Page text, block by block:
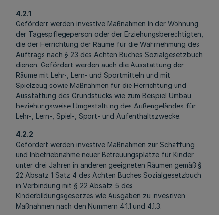
4.2.1
Gefördert werden investive Maßnahmen in der Wohnung
der Tagespflegeperson oder der Erziehungsberechtigten,
die der Herrichtung der Räume für die Wahrnehmung des
Auftrags nach § 23 des Achten Buches Sozialgesetzbuch
dienen. Gefördert werden auch die Ausstattung der
Räume mit Lehr-, Lern- und Sportmitteln und mit
Spielzeug sowie Maßnahmen für die Herrichtung und
Ausstattung des Grundstücks wie zum Beispiel Umbau
beziehungsweise Umgestaltung des Außengeländes für
Lehr-, Lern-, Spiel-, Sport- und Aufenthaltszwecke.
4.2.2
Gefördert werden investive Maßnahmen zur Schaffung
und Inbetriebnahme neuer Betreuungsplätze für Kinder
unter drei Jahren in anderen geeigneten Räumen gemäß §
22 Absatz 1 Satz 4 des Achten Buches Sozialgesetzbuch
in Verbindung mit § 22 Absatz 5 des
Kinderbildungsgesetzes wie Ausgaben zu investiven
Maßnahmen nach den Nummern 4.1.1 und 4.1.3.